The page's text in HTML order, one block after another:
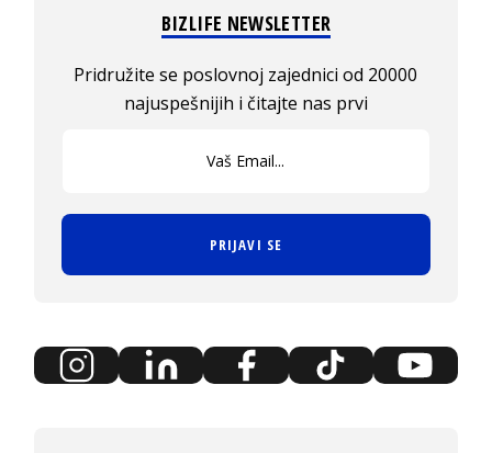
BIZLIFE NEWSLETTER
Pridružite se poslovnoj zajednici od 20000
najuspešnijih i čitajte nas prvi
PRIJAVI SE